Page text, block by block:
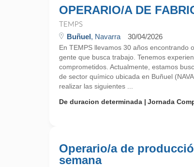
OPERARIO/A DE
TEMPS
Buñuel, Navarra 30/04/2026
En TEMPS llevamos 30 años encontrando
gente que busca trabajo. Tenemos
comprometidos. Actualmente, estamos
de sector químico ubicada en Buñuel
realizar las siguientes ...
De duracion determinada
Jornada
Operario/a de
semana